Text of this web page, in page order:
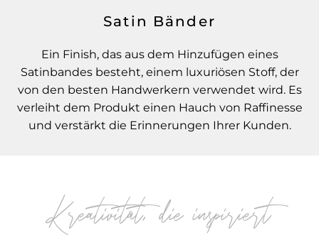
Satin Bänder
Ein Finish, das aus dem Hinzufügen eines
Satinbandes besteht, einem luxuriösen Stoff, der
von den besten Handwerkern verwendet wird. Es
verleiht dem Produkt einen Hauch von Raffinesse
und verstärkt die Erinnerungen Ihrer Kunden.
Kreativität, die inspiriert